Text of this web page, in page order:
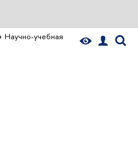
Научно-учебная